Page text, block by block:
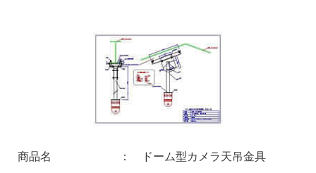
商品名 ： ドーム型カメラ天吊金具